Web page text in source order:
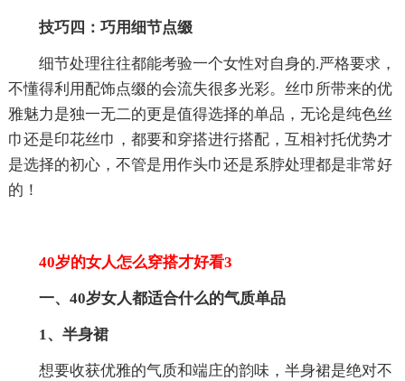
技巧四：巧用细节点缀
细节处理往往都能考验一个女性对自身的.严格要求，
不懂得利用配饰点缀的会流失很多光彩。丝巾所带来的优
雅魅力是独一无二的更是值得选择的单品，无论是纯色丝
巾还是印花丝巾，都要和穿搭进行搭配，互相衬托优势才
是选择的初心，不管是用作头巾还是系脖处理都是非常好
的！
40岁的女人怎么穿搭才好看3
一、40岁女人都适合什么的气质单品
1、半身裙
想要收获优雅的气质和端庄的韵味，半身裙是绝对不